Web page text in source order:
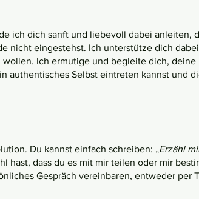
ich dich sanft und liebevoll dabei
nicht eingestehst. Ich unterstütze dich
Ich ermutige und begleite dich,
authentisches Selbst eintreten kannst und
Du kannst einfach schreiben: „Erzähl
hast, dass du es mit mir teilen oder mir
Gespräch vereinbaren, entweder per